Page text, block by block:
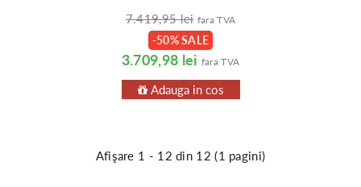
7.419,95 lei fara TVA
-50% SALE
3.709,98 lei fara TVA
Adauga in cos
Afişare 1 - 12 din 12 (1 pagini)